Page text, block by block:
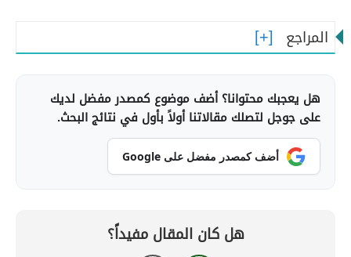
المراجع
هل يعجبك محتوانا؟ أضف موضوع كمصدر مفضل لديك
على جوجل لتصلك مقالاتنا أولاً بأول في نتائج البحث.
أضف كمصدر مفضل على Google
هل كان المقال مفيداً؟